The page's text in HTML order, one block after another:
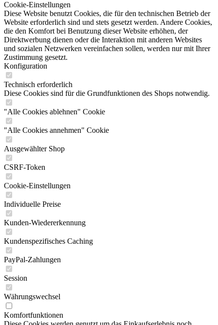
Cookie-Einstellungen
Diese Website benutzt Cookies, die für den technischen Betrieb der
Website erforderlich sind und stets gesetzt werden. Andere Cookies,
die den Komfort bei Benutzung dieser Website erhöhen, der
Direktwerbung dienen oder die Interaktion mit anderen Websites
und sozialen Netzwerken vereinfachen sollen, werden nur mit Ihrer
Zustimmung gesetzt.
Konfiguration
Technisch erforderlich
Diese Cookies sind für die Grundfunktionen des Shops notwendig.
"Alle Cookies ablehnen" Cookie
"Alle Cookies annehmen" Cookie
Ausgewählter Shop
CSRF-Token
Cookie-Einstellungen
Individuelle Preise
Kunden-Wiedererkennung
Kundenspezifisches Caching
PayPal-Zahlungen
Session
Währungswechsel
Komfortfunktionen